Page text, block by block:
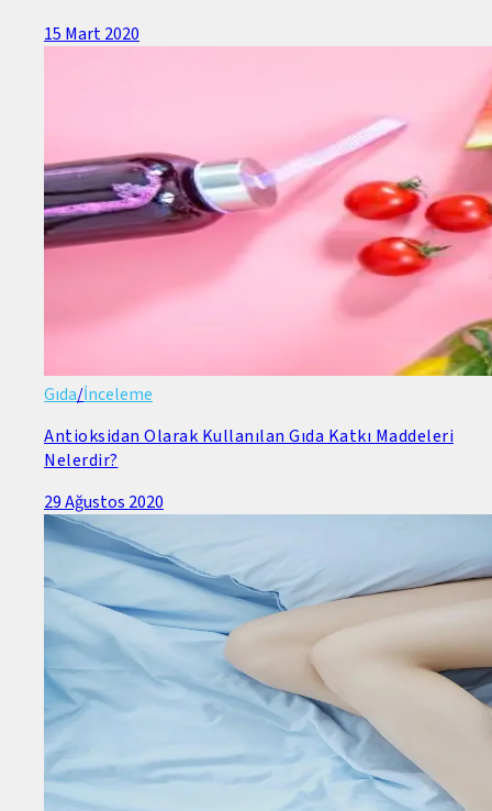
15 Mart 2020
Gıda/İnceleme
Antioksidan Olarak Kullanılan Gıda Katkı Maddeleri
Nelerdir?
29 Ağustos 2020